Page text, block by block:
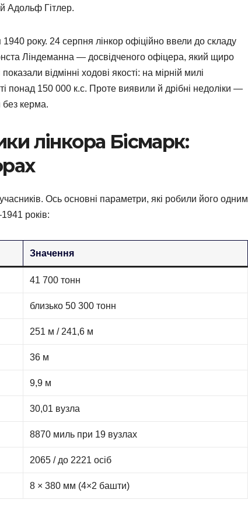
Адольф Гітлер.
року. 24 серпня лінкор офіційно ввели до складу
Ліндеманна — досвідченого офіцера, який щиро
відмінні ходові якості: на мірній милі
понад 150 000 к.с. Проте виявили й дрібні недоліки —
без керма.
лінкора Бісмарк:
Ось основні параметри, які робили його одним
років:
Значення
41 700 тонн
близько 50 300 тонн
251 м / 241,6 м
36 м
9,9 м
30,01 вузла
8870 миль при 19 вузлах
2065 / до 2221 осіб
8 × 380 мм (4×2 башти)